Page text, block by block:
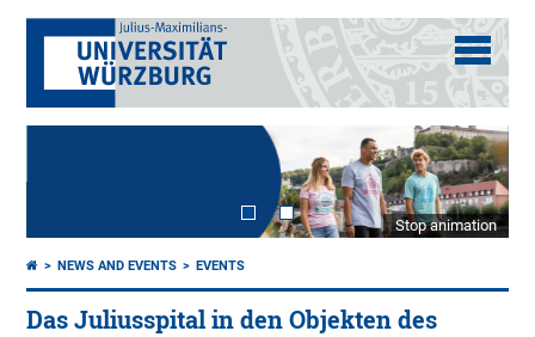
Stop animation
NEWS AND EVENTS EVENTS
Das Juliusspital in den Objekten des